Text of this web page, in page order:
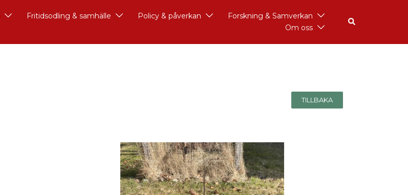
Fritidsodling & samhälle Policy & påverkan
Forskning & Samverkan
Om oss
TILLBAKA